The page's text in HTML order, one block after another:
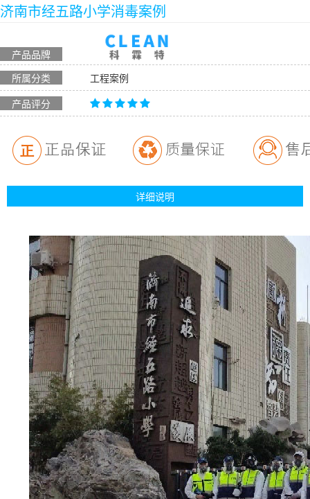
济南市经五路小学消毒案例
产品品牌
所属分类
工程案例
产品评分
详细说明